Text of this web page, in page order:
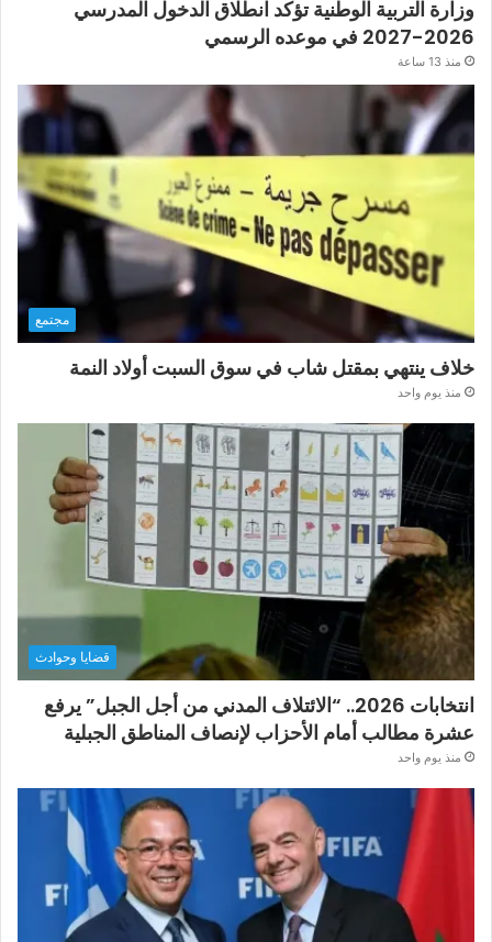
وزارة التربية الوطنية تؤكد انطلاق الدخول المدرسي
2026-2027 في موعده الرسمي
منذ 13 ساعة
مجتمع
خلاف ينتهي بمقتل شاب في سوق السبت أولاد النمة
منذ يوم واحد
قضايا وحوادث
انتخابات 2026.. “الائتلاف المدني من أجل الجبل” يرفع
عشرة مطالب أمام الأحزاب لإنصاف المناطق الجبلية
منذ يوم واحد